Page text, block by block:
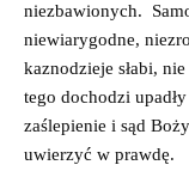
niezbawionych.
niewiarygodne,
kaznodzieje słabi,
tego dochodzi
zaślepienie i sąd
uwierzyć w prawdę.